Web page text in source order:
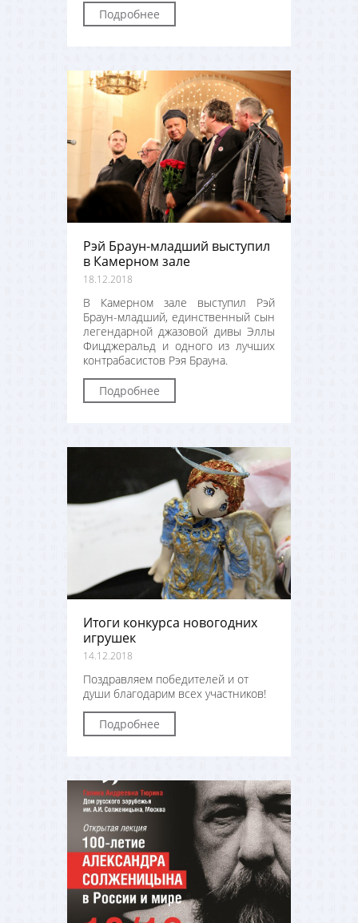
Подробнее
Рэй Браун-младший выступил
в Камерном зале
18.12.2018
В Камерном зале выступил Рэй
Браун-младший, единственный сын
легендарнойджазовой дивы Эллы
Фицджеральд и одного из лучших
контрабасистов Рэя Брауна.
Подробнее
Итоги конкурса новогодних
игрушек
14.12.2018
Поздравляем победителей и от
души благодарим всех участников!
Подробнее